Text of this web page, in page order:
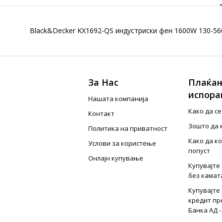
Black&Decker KX1692-QS индустриски фен 1600W 130-
За Нас
Нашата компанија
Контакт
Политика на приватност
Услови за користење
Онлајн купување
Како да
Зошто да
Како да
попуст
без
кредит
Банка АД -